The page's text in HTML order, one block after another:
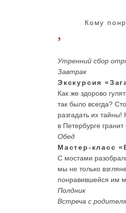
Кому
Утренний сбор
Завтрак
Экскурсия
Как же здорово
так было всегда?
разгадать их
в Петербурге
Обед
Мастер-класс
С мостами
мы не только
понравившейся им
Полдник
Встреча с